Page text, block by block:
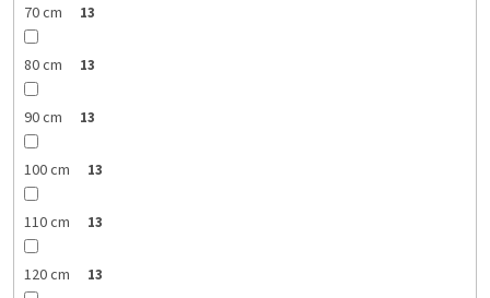
70 cm 13
80 cm 13
90 cm 13
100 cm 13
110 cm 13
120 cm 13